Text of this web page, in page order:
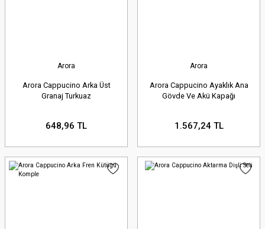
Arora
Arora Cappucino Arka Üst
Granaj Turkuaz
648,96 TL
Arora
Arora Cappucino Ayaklık Ana
Gövde Ve Akü Kapağı
1.567,24 TL